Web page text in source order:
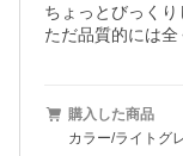
ちょっとびっく
ただ品質的には全
購入した商品
カラー/ライトグ